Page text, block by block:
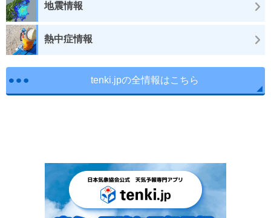
地震情報
熱中症情報
tenki.jpの全情報はこちら